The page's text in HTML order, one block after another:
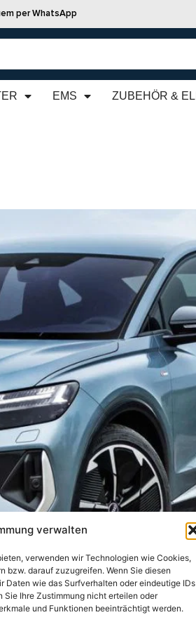
verwalten
verwenden wir Technologien wie Cookies,
bzw. darauf zuzugreifen. Wenn Sie diesen
Daten wie das Surfverhalten oder eindeutige IDs
Sie Ihre Zustimmung nicht erteilen oder
und Funktionen beeinträchtigt werden.
per WhatsApp
EMS ZUBEHÖR &